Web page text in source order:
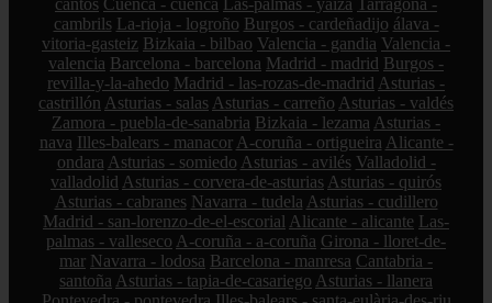
cantos Cuenca - cuenca Las-palmas - yaiza Tarragona -
cambrils La-rioja - logroño Burgos - cardeñadijo álava -
vitoria-gasteiz Bizkaia - bilbao Valencia - gandia Valencia -
valencia Barcelona - barcelona Madrid - madrid Burgos -
revilla-y-la-ahedo Madrid - las-rozas-de-madrid Asturias -
castrillón Asturias - salas Asturias - carreño Asturias - valdés
Zamora - puebla-de-sanabria Bizkaia - lezama Asturias -
nava Illes-balears - manacor A-coruña - ortigueira Alicante -
ondara Asturias - somiedo Asturias - avilés Valladolid -
valladolid Asturias - corvera-de-asturias Asturias - quirós
Asturias - cabranes Navarra - tudela Asturias - cudillero
Madrid - san-lorenzo-de-el-escorial Alicante - alicante Las-
palmas - valleseco A-coruña - a-coruña Girona - lloret-de-
mar Navarra - lodosa Barcelona - manresa Cantabria -
santoña Asturias - tapia-de-casariego Asturias - llanera